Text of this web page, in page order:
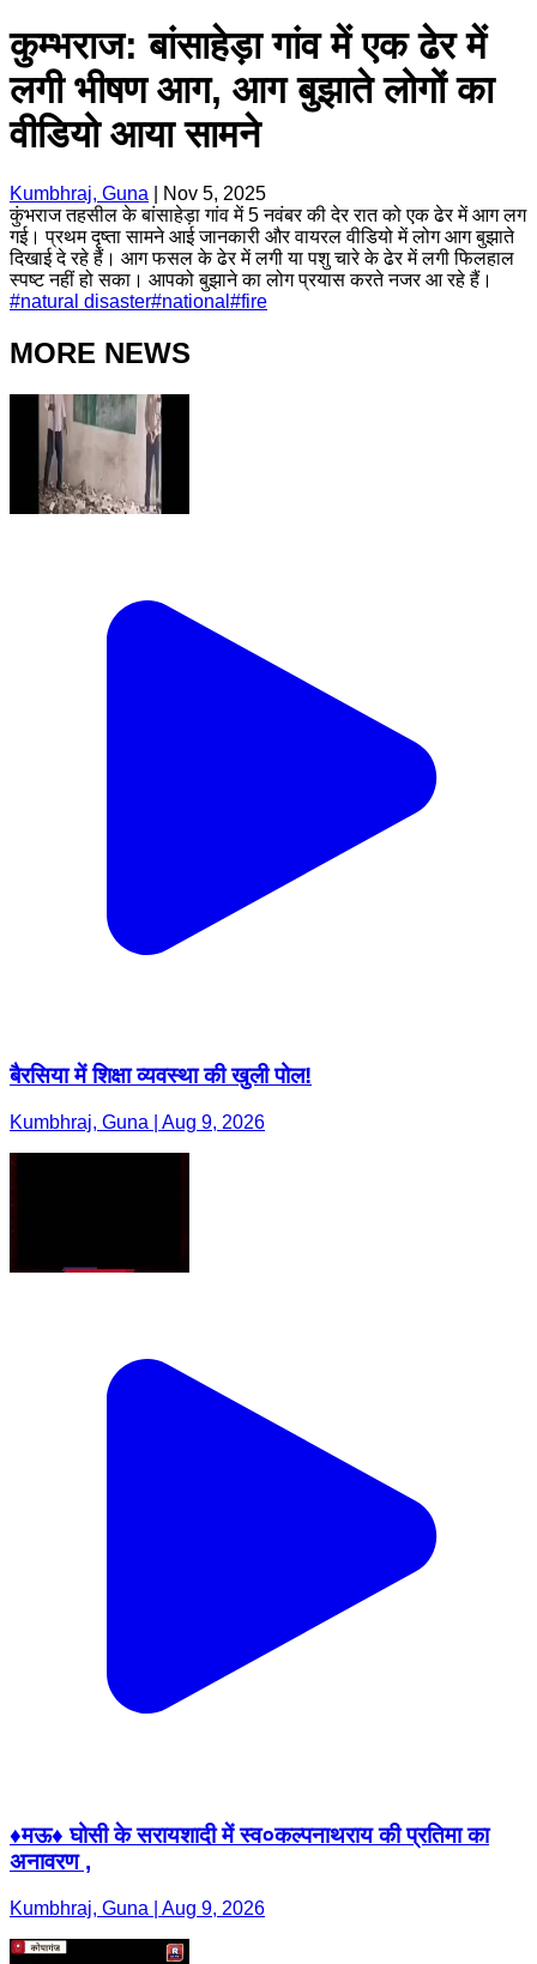
कुम्भराज: बांसाहेड़ा गांव में एक ढेर में
लगी भीषण आग, आग बुझाते लोगों का
वीडियो आया सामने
Kumbhraj, Guna
Nov 5, 2025
कुंभराज तहसील के बांसाहेड़ा गांव में 5 नवंबर की देर रात को एक ढेर में आग लग
गई। प्रथम दृष्ता सामने आई जानकारी और वायरल वीडियो में लोग आग बुझाते
दिखाई दे रहे हैं। आग फसल के ढेर में लगी या पशु चारे के ढेर में लगी फिलहाल
स्पष्ट नहीं हो सका। आपको बुझाने का लोग प्रयास करते नजर आ रहे हैं।
#natural disaster#national #fire
MORE NEWS
बैरसिया में शिक्षा व्यवस्था की खुली पोल!
Kumbhraj, Guna | Aug 9, 2026
♦️मऊ♦️ घोसी के सरायशादी में स्व०कल्पनाथराय की प्रतिमा का
अनावरण ,
Kumbhraj, Guna | Aug 9, 2026